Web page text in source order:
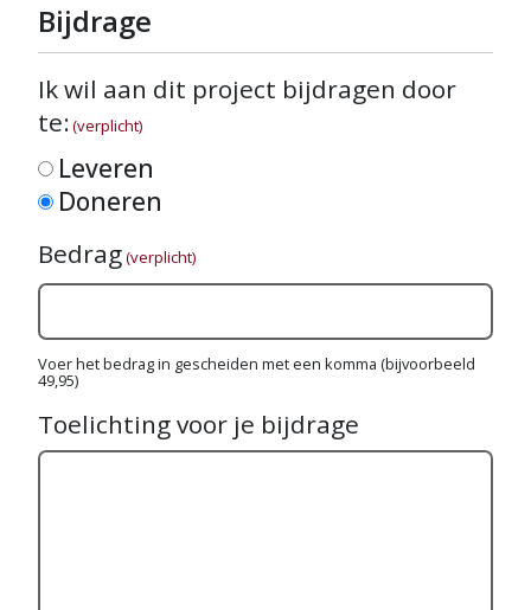
Bijdrage
Ik wil aan dit project bijdragen door
te:(verplicht)
Leveren
Doneren
Bedrag(verplicht)
Voer het bedrag in gescheiden met een komma (bijvoorbeeld
49,95)
Toelichting voor je bijdrage